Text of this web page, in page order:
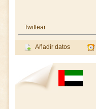
Twittear
Añadir datos